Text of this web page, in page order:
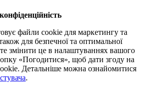
файли cookie для маркетингу та
для безпечної та оптимальної
змінити це в налаштуваннях вашого
«Погодитися», щоб дати згоду на
Детальніше можна ознайомитися
.